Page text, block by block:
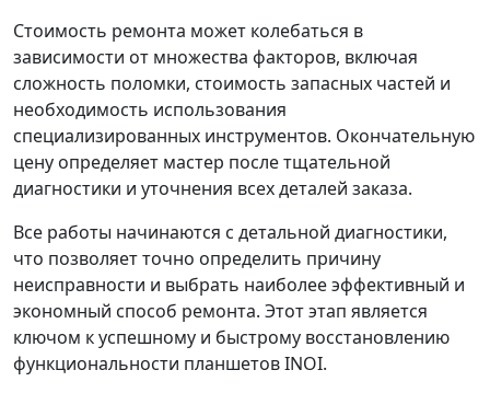
Стоимость ремонта может колебаться в
зависимости от множества факторов, включая
сложность поломки, стоимость запасных частей и
необходимость использования
специализированных инструментов. Окончательную
цену определяет мастер после тщательной
диагностики и уточнения всех деталей заказа.
Все работы начинаются с детальной диагностики,
что позволяет точно определить причину
неисправности и выбрать наиболее эффективный и
экономный способ ремонта. Этот этап является
ключом к успешному и быстрому восстановлению
функциональности планшетов INOI.